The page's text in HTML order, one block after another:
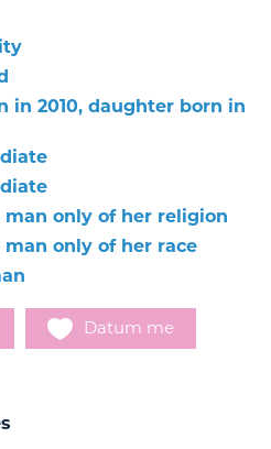
in 2010, daughter born in
man only of her religion
man only of her race
Datum me